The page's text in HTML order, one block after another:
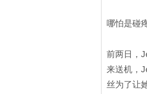
哪怕是碰
前两日，
来送机，
丝为了让